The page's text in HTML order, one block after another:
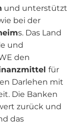
und unterstützt
bei der
s. Das Land
und
den
für
Darlehen mit
Die Banken
zurück und
das